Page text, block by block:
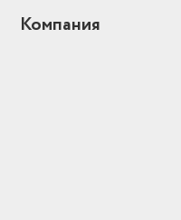
Компания